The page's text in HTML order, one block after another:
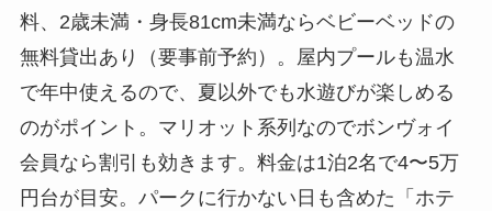
料、2歳未満・身長81cm未満ならベビーベッドの
無料貸出あり（要事前予約）。屋内プールも温水
で年中使えるので、夏以外でも水遊びが楽しめる
のがポイント。マリオット系列なのでボンヴォイ
会員なら割引も効きます。料金は1泊2名で4〜5万
円台が目安。パークに行かない日も含めた「ホテ